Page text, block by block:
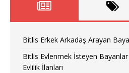
Bitlis Erkek Arkadaş Arayan
Bitlis Evlenmek İsteyen
Evlilik İlanları